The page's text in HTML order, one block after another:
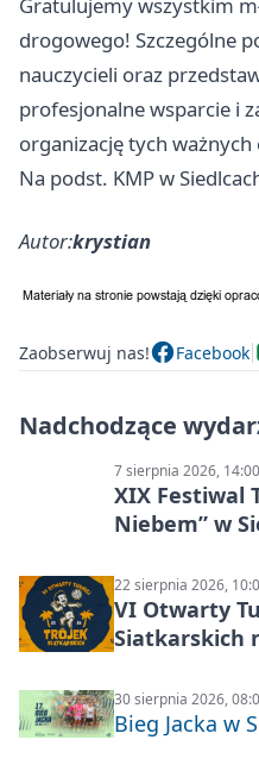
Gratulujemy wszystkim
drogowego! Szczególne
nauczycieli oraz
profesjonalne wsparcie i
organizację tych ważnych
Na podst. KMP w
Autor:krystian
Zaobserwuj nas! Facebook
Nadchodzące
7 sierpnia 2026, 14:00
XIX Festiwal
Niebem” w
22 sierpnia 2026,
VI Otwarty
Siatkarskich
30 sierpnia 2026,
Bieg Jacka w